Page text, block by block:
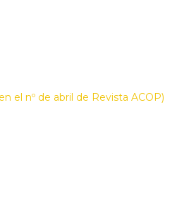
el nº de abril de Revista ACOP)